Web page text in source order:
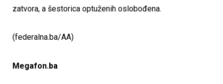
zatvora, a šestorica optuženih oslobođena.
(federalna.ba/AA)
Megafon.ba